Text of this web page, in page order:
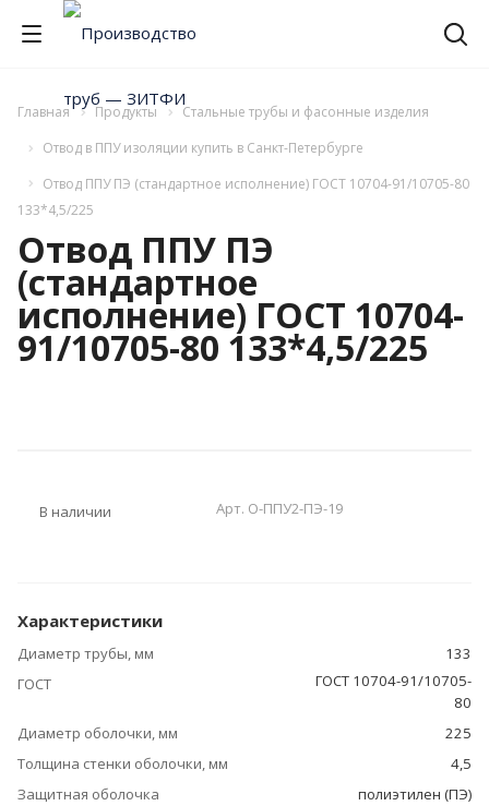
Главная Продукты
Стальные трубы и фасонные изделия
Отвод в ППУ изоляции купить в Санкт-Петербурге
Отвод ППУ ПЭ (стандартное исполнение) ГОСТ 10704-91/10705-80
133*4,5/225
Отвод ППУ ПЭ
(стандартное
исполнение) ГОСТ 10704-
91/10705-80 133*4,5/225
В наличии Арт. О-ППУ2-ПЭ-19
Характеристики
Диаметр трубы, мм
133
ГОСТ
ГОСТ 10704-91/10705-
80
Диаметр оболочки, мм
225
Толщина стенки оболочки, мм
4,5
Защитная оболочка
полиэтилен (ПЭ)